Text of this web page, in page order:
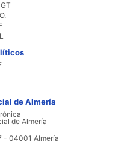
de Almería
de Almería
- 04001 Almería